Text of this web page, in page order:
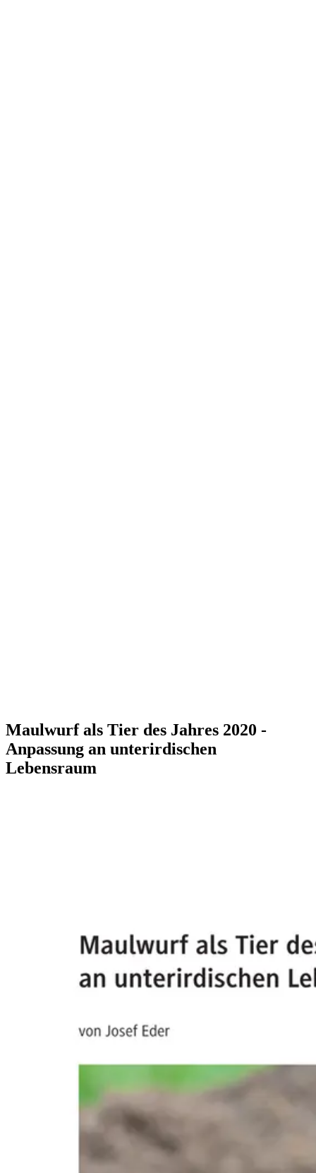
Maulwurf als Tier des Jahres 2020 -
Anpassung an unterirdischen
Lebensraum